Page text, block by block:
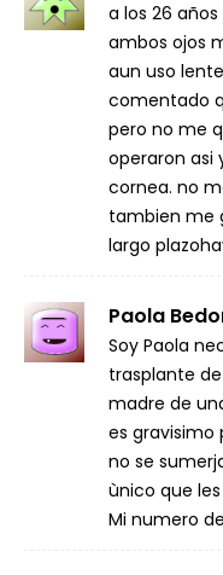
a los 26
ambos ojos
aun uso
comentado
pero no me
operaron asi
cornea. no
tambien me
largo
Paola
Soy Paola
trasplante
madre de
es gravisimo
no se
ùnico que
Mi numero